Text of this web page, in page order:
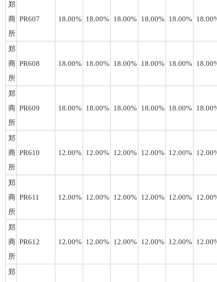
郑
商
所
PR607 18.00% 18.00% 18.00% 18.00% 18.00%
郑
商
所
PR608 18.00% 18.00% 18.00% 18.00% 18.00%
郑
商
所
PR609 18.00% 18.00% 18.00% 18.00% 18.00%
郑
商
所
PR610 12.00% 12.00% 12.00% 12.00% 12.00%
郑
商
所
PR611 12.00% 12.00% 12.00% 12.00% 12.00%
郑
商
所
PR612 12.00% 12.00% 12.00% 12.00% 12.00%
郑